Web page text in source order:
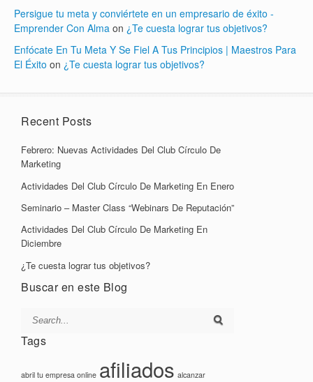
Persigue tu meta y conviértete en un empresario de éxito -
Emprender Con Alma on ¿Te cuesta lograr tus objetivos?
Enfócate En Tu Meta Y Se Fiel A Tus Principios | Maestros Para
El Éxito on ¿Te cuesta lograr tus objetivos?
Recent Posts
Febrero: Nuevas Actividades Del Club Círculo De
Marketing
Actividades Del Club Círculo De Marketing En Enero
Seminario – Master Class “Webinars De Reputación”
Actividades Del Club Círculo De Marketing En
Diciembre
¿Te cuesta lograr tus objetivos?
Buscar en este Blog
Tags
abril tu empresa online afiliados alcanzar